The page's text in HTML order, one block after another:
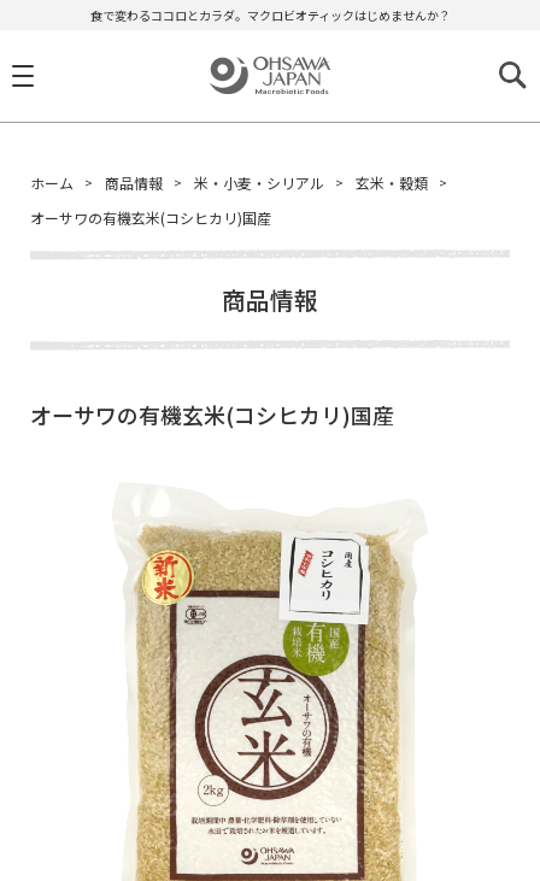
食で変わるココロとカラダ。マクロビオティックはじめませんか？
ホーム 商品情報 米・小麦・シリアル
玄米・穀類
オーサワの有機玄米(コシヒカリ)国産
商品情報
オーサワの有機玄米(コシヒカリ)国産